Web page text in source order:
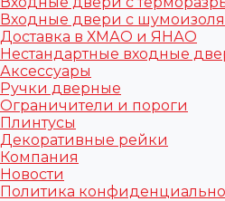
Входные двери с
Доставка в ХМАО и ЯНАО
Нестандартные входные
Аксессуары
Ручки дверные
Ограничители и пороги
Плинтусы
Декоративные рейки
Компания
Новости
Политика